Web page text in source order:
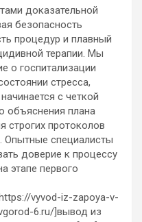
доказательной
безопасность
процедур и плавный
терапии. Мы
о госпитализации
стресса,
с четкой
объяснения плана
строгих протоколов
Опытные специалисты
доверие к процессу
этапе первого
vyvod-iz-zapoya-v-
6.ru/]вывод из